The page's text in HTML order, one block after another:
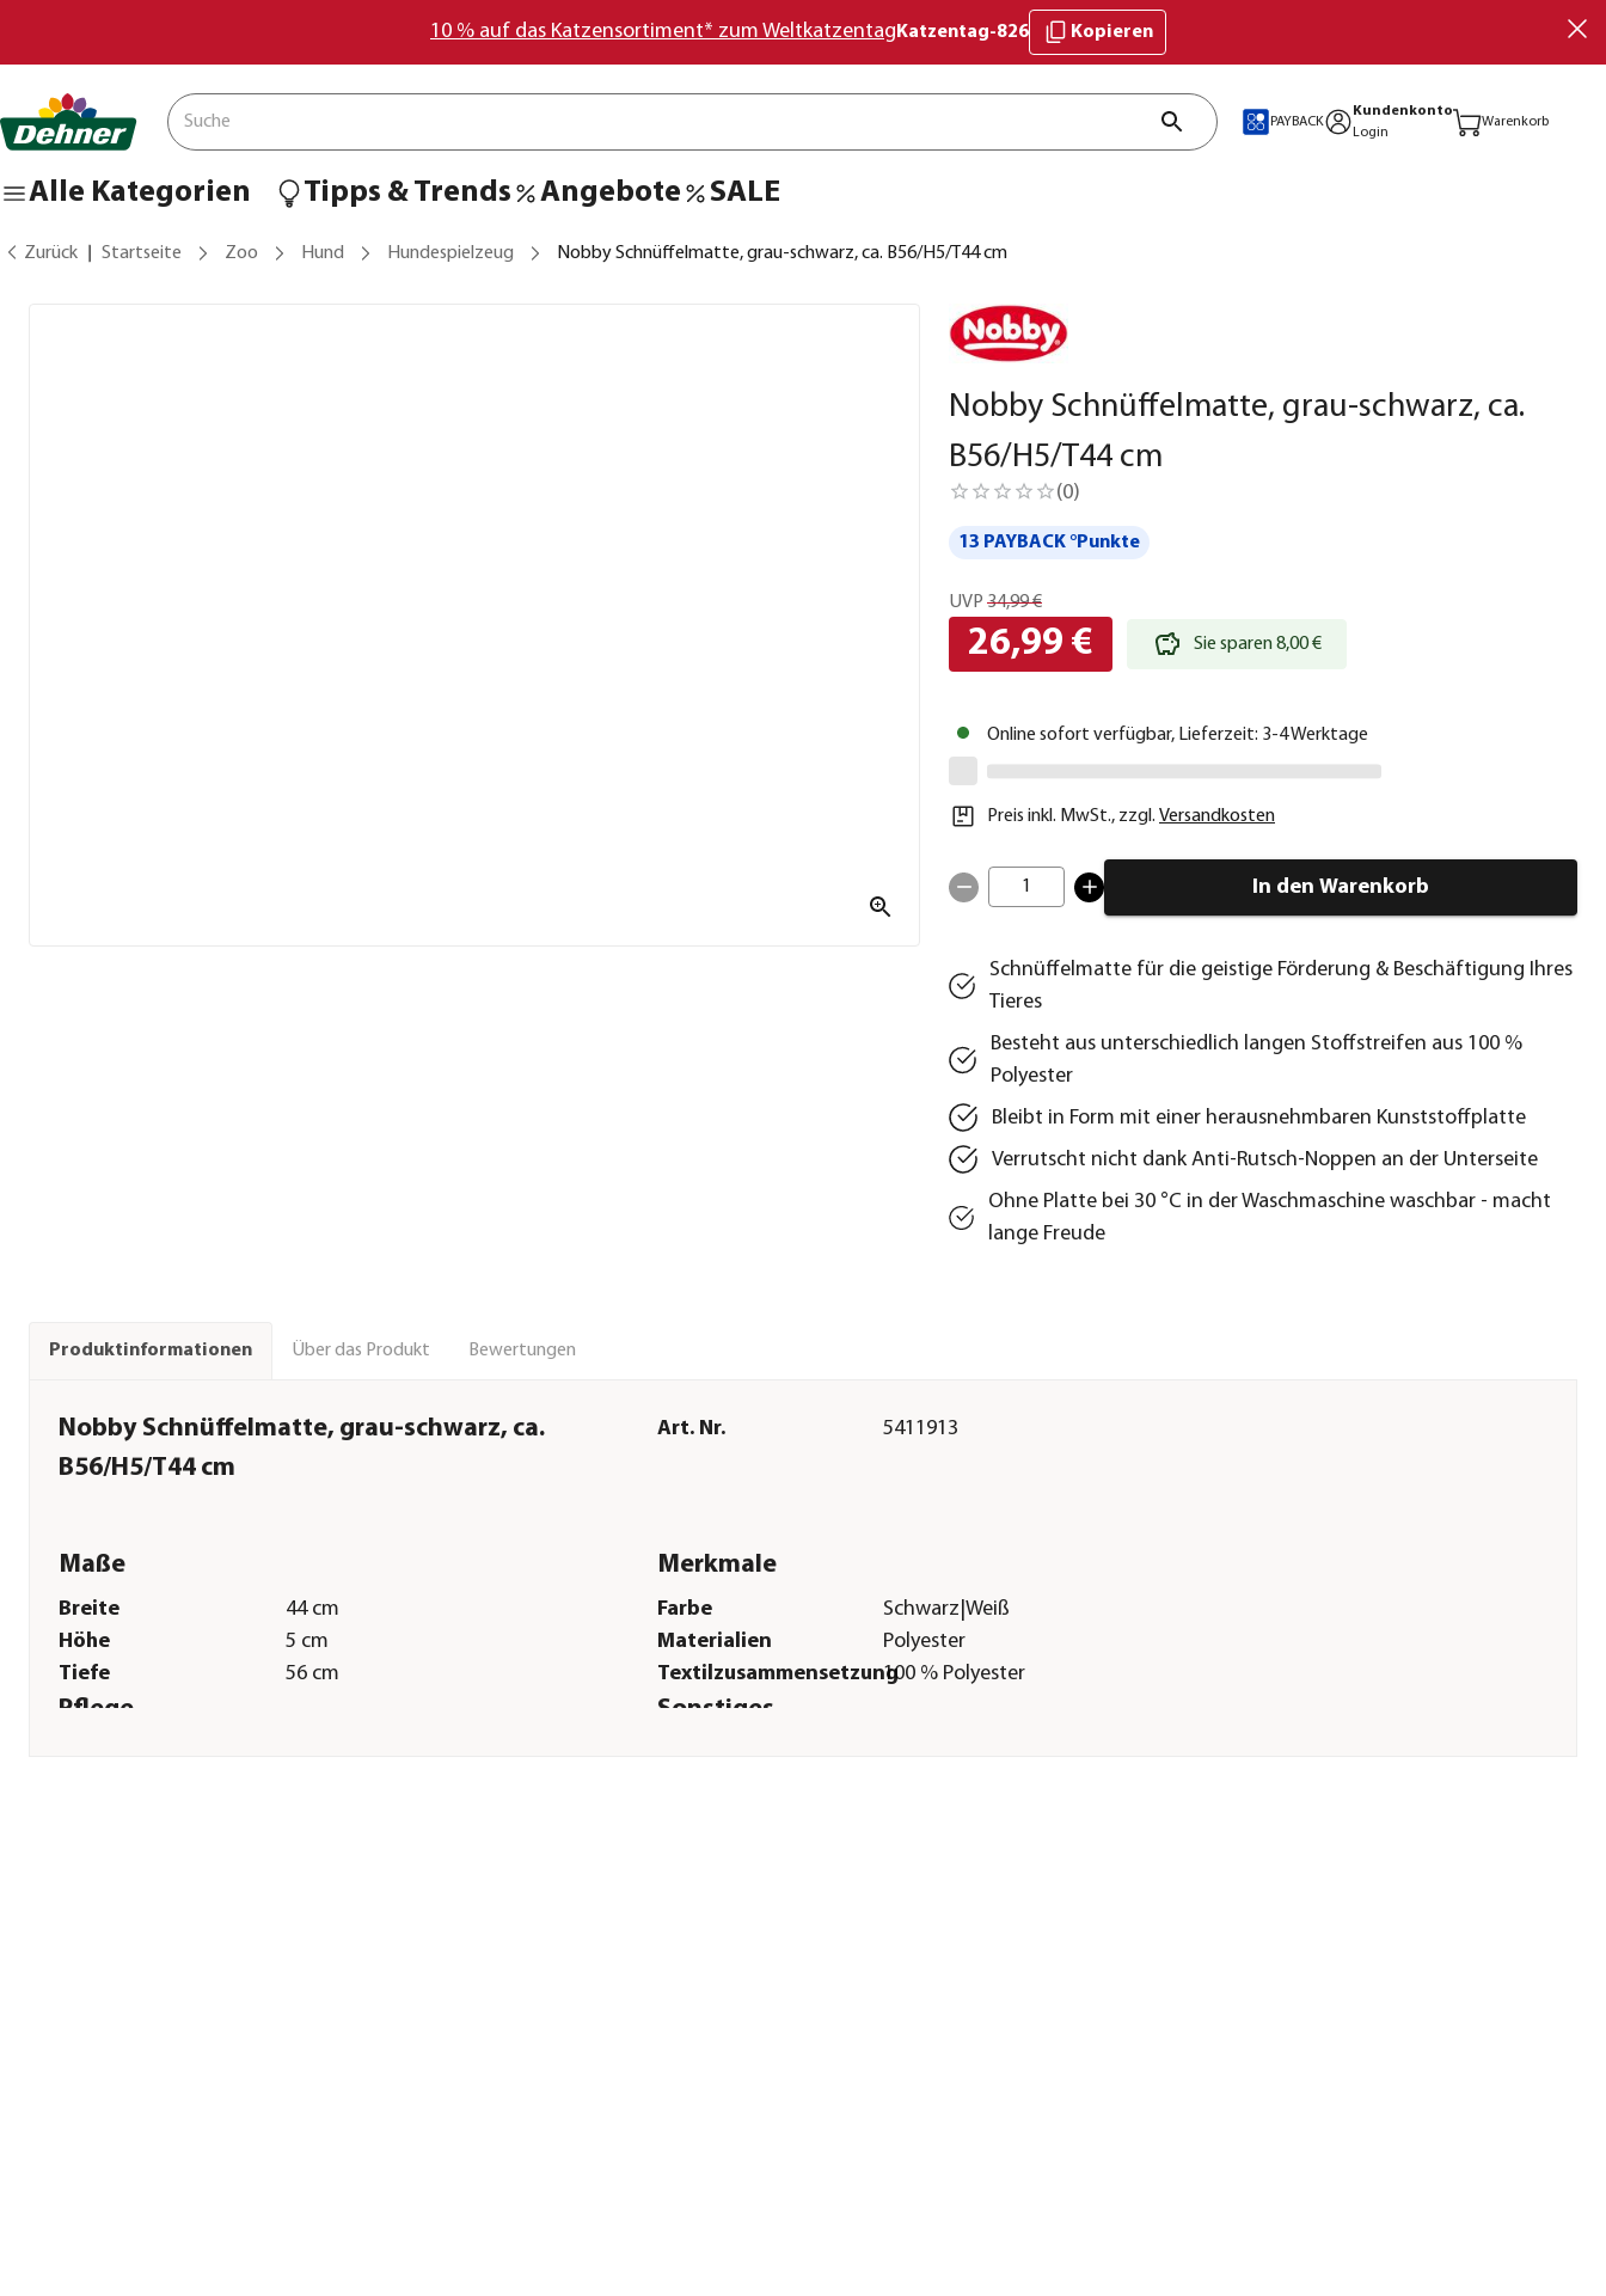
10 % auf das Katzensortiment* zum Weltkatzentag Katzentag-826 Kopieren
PAYBACK
Kundenkonto
Login
Warenkorb
Alle Kategorien Tipps & Trends Angebote SALE
Zurück Startseite Zoo Hund Hundespielzeug Nobby Schnüffelmatte, grau-schwarz, ca. B56/H5/T44 cm
Nobby Schnüffelmatte, grau-schwarz, ca.
B56/H5/T44 cm
(0)
13 PAYBACK °Punkte
UVP 34,99 €
26,99 € Sie sparen 8,00 €
Online sofort verfügbar, Lieferzeit: 3-4 Werktage
Preis inkl. MwSt., zzgl. Versandkosten
1 In den Warenkorb
Schnüffelmatte für die geistige Förderung & Beschäftigung Ihres
Tieres
Besteht aus unterschiedlich langen Stoffstreifen aus 100 %
Polyester
Bleibt in Form mit einer herausnehmbaren Kunststoffplatte
Verrutscht nicht dank Anti-Rutsch-Noppen an der Unterseite
Ohne Platte bei 30 °C in der Waschmaschine waschbar - macht
lange Freude
Produktinformationen Über das Produkt Bewertungen
Nobby Schnüffelmatte, grau-schwarz, ca.
B56/H5/T44 cm
Art. Nr. 5411913
Maße
Breite
44 cm
Höhe
5 cm
Tiefe
56 cm
Merkmale
Farbe
Schwarz|Weiß
Materialien
Polyester
Textilzusammensetzung100 % Polyester
Pflege Sonstiges